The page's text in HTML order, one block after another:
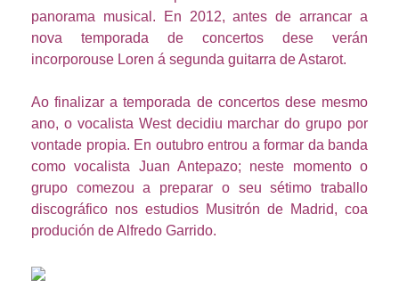
panorama musical. En 2012, antes de arrancar a
nova temporada de concertos dese verán
incorporouse Loren á segunda guitarra de Astarot.
Ao finalizar a temporada de concertos dese mesmo
ano, o vocalista West decidiu marchar do grupo por
vontade propia. En outubro entrou a formar da banda
como vocalista Juan Antepazo; neste momento o
grupo comezou a preparar o seu sétimo traballo
discográfico nos estudios Musitrón de Madrid, coa
produción de Alfredo Garrido.